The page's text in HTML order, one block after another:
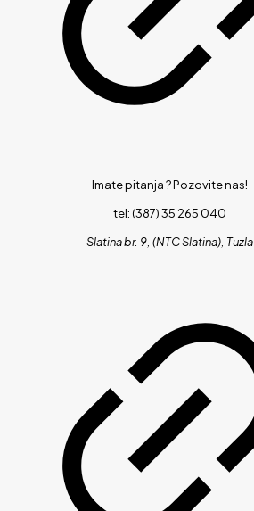
Imate pitanja ?Pozovite nas!
tel: (387) 35 265 040
Slatina br. 9, (NTC Slatina), Tuzla